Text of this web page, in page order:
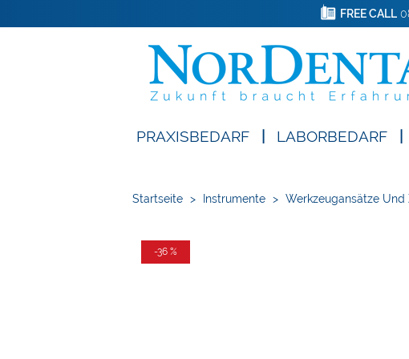
FREE CALL
PRAXISBEDARF LABORBEDARF
Startseite > Instrumente > Werkzeugansätze Und
-36 %